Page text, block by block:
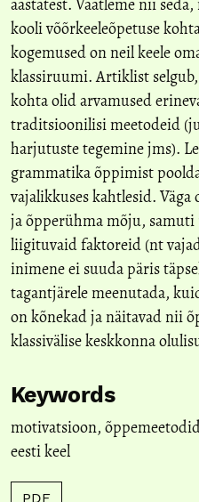
aastatest. Vaatleme nii
kooli võõrkeeleõpetuse
kogemused on neil keele
klassiruumi. Artiklist
kohta olid arvamused
traditsioonilisi meetodeid
harjutuste tegemine jms).
grammatika õppimist
vajalikkuses kahtlesid.
ja õpperühma mõju,
liigituvaid faktoreid (nt
inimene ei suuda päris
tagantjärele meenutada,
on kõnekad ja näitavad nii
klassivälise keskkonna
Keywords
motivatsioon,
eesti keel
PDF